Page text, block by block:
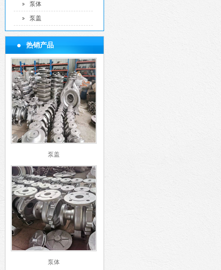
泵体
泵盖
热销产品
泵盖
泵体